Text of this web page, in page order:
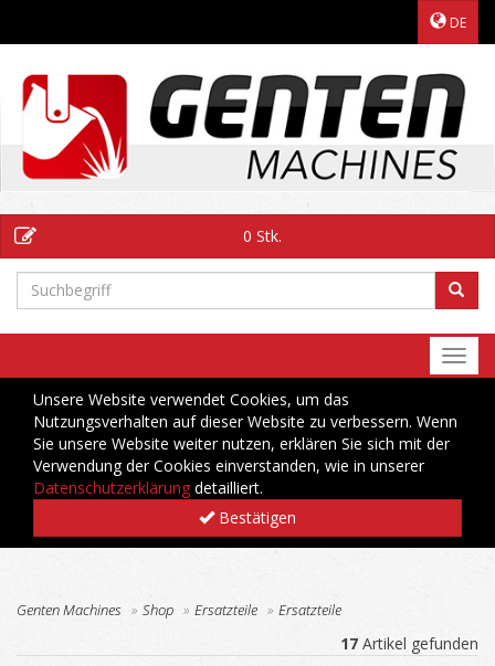
DE
0 Stk.
Unsere Website verwendet Cookies, um das
Nutzungsverhalten auf dieser Website zu verbessern. Wenn
Sie unsere Website weiter nutzen, erklären Sie sich mit der
Verwendung der Cookies einverstanden, wie in unserer
Datenschutzerklärung detailliert.
Bestätigen
Genten Machines Shop Ersatzteile Ersatzteile
17 Artikel gefunden